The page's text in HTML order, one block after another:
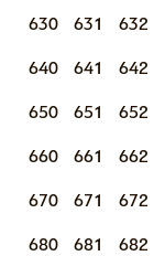
630 631 632
640 641 642
650 651 652
660 661 662
670 671 672
680 681 682